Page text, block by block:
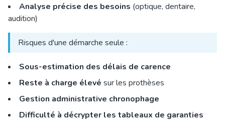
Analyse précise des besoins (optique, dentaire,
audition)
Risques d'une démarche seule :
Sous-estimation des délais de carence
Reste à charge élevé sur les prothèses
Gestion administrative chronophage
Difficulté à décrypter les tableaux de garanties